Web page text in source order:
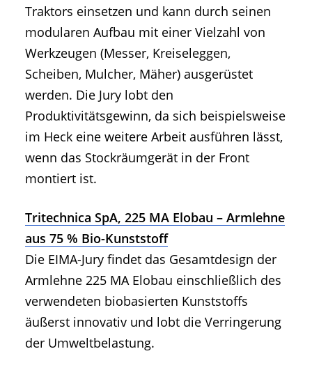
Traktors einsetzen und kann durch seinen
modularen Aufbau mit einer Vielzahl von
Werkzeugen (Messer, Kreiseleggen,
Scheiben, Mulcher, Mäher) ausgerüstet
werden. Die Jury lobt den
Produktivitätsgewinn, da sich beispielsweise
im Heck eine weitere Arbeit ausführen lässt,
wenn das Stockräumgerät in der Front
montiert ist.
Tritechnica SpA, 225 MA Elobau – Armlehne
aus 75 % Bio-Kunststoff
Die EIMA-Jury findet das Gesamtdesign der
Armlehne 225 MA Elobau einschließlich des
verwendeten biobasierten Kunststoffs
äußerst innovativ und lobt die Verringerung
der Umweltbelastung.